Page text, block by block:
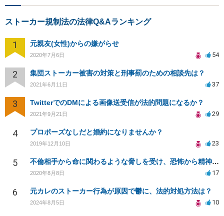
ストーカー規制法の法律Q&Aランキング
1 元親友(女性)からの嫌がらせ
2020年7月6日 54
2 集団ストーカー被害の対策と刑事罰のための相談先は？
2021年6月11日 37
3 TwitterでのDMによる画像送受信が法的問題になるか？
2021年9月21日 29
4 プロポーズなしだと婚約になりませんか？
2019年12月10日 23
5 不倫相手から命に関わるような脅しを受け、恐怖から精神的にまいっています。
2020年8月8日 17
6 元カレのストーカー行為が原因で鬱に、法的対処方法は？
2024年8月5日 10